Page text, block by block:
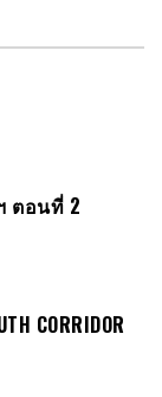
ตอนที่ 2
CORRIDOR